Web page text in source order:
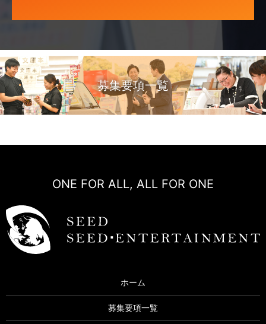
募集要項一覧
ONE FOR ALL, ALL FOR ONE
ホーム
募集要項一覧